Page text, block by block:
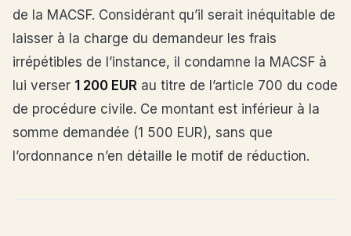
de la MACSF. Considérant qu’il serait inéquitable de
laisser à la charge du demandeur les frais
irrépétibles de l’instance, il condamne la MACSF à
lui verser 1 200 EUR au titre de l’article 700 du code
de procédure civile. Ce montant est inférieur à la
somme demandée (1 500 EUR), sans que
l’ordonnance n’en détaille le motif de réduction.